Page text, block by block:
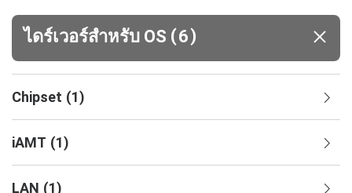
ไดร์เวอร์สำหรับ OS (6)
Chipset (1)
iAMT (1)
LAN (1)